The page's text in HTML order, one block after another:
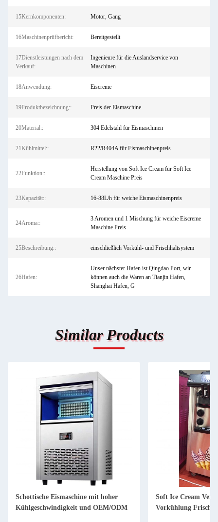
15Kernkomponenten: Motor, Gang
16Maschinenprüfbericht: Bereitgestellt
17Dienstleistungen nach dem
Verkauf:
Ingenieure für die Auslandservice von
Maschinen
18Anwendung: Eiscreme
19Produktbezeichnung:: Preis der Eismaschine
20Material:: 304 Edelstahl für Eismaschinen
21Kühlmittel:: R22/R404A für Eismaschinenpreis
22Funktion::
Herstellung von Soft Ice Cream für Soft Ice
Cream Maschine Preis
23Kapazität:: 16-88L/h für weiche Eismaschinenpreis
24Aroma::
3 Aromen und 1 Mischung für weiche Eiscreme
Maschine Preis
25Beschreibung:: einschließlich Vorkühl- und Frischhaltsystem
26Hafen:
Unser nächster Hafen ist Qingdao Port, wir
können auch die Waren an Tianjin Hafen,
Shanghai Hafen, G
Similar Products
Schottische Eismaschine mit hoher
Kühlgeschwindigkeit und OEM/ODM
Soft Ice Cream
Vorkühlung Frisch